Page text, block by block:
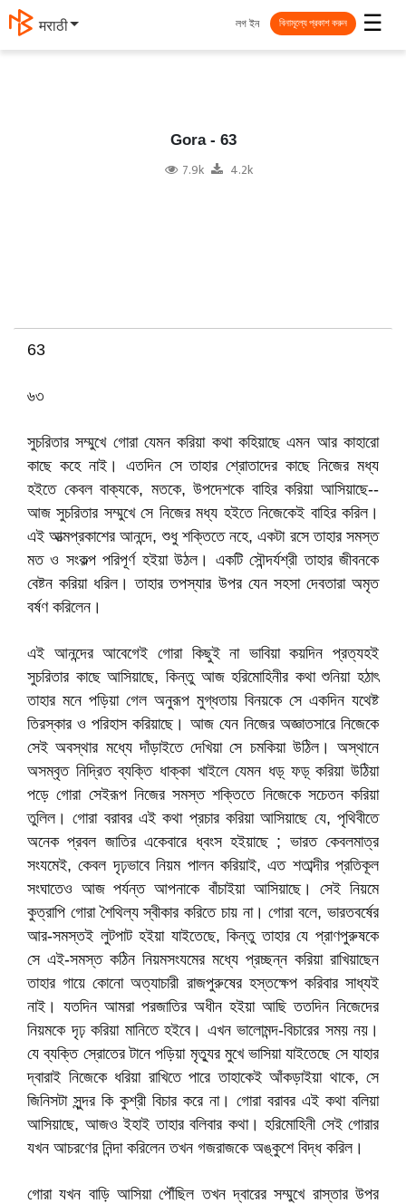
தமிழ் ☰
লগ ইন বিনামূল্যে প্রকাশ করুন
Gora - 63
7.9k 4.2k
63
৬৩
সুচরিতার সম্মুখে গোরা যেমন করিয়া কথা কহিয়াছে এমন আর কাহারো
কাছে কহে নাই। এতদিন সে তাহার শ্রোতাদের কাছে নিজের মধ্য
হইতে কেবল বাক্যকে, মতকে, উপদেশকে বাহির করিয়া আসিয়াছে--
আজ সুচরিতার সম্মুখে সে নিজের মধ্য হইতে নিজেকেই বাহির করিল।
এই আত্মপ্রকাশের আনন্দে, শুধু শক্তিতে নহে, একটা রসে তাহার সমস্ত
মত ও সংকল্প পরিপূর্ণ হইয়া উঠল। একটি সৌন্দর্যশ্রী তাহার জীবনকে
বেষ্টন করিয়া ধরিল। তাহার তপস্যার উপর যেন সহসা দেবতারা অমৃত
বর্ষণ করিলেন।
এই আনন্দের আবেগেই গোরা কিছুই না ভাবিয়া কয়দিন প্রত্যহই
সুচরিতার কাছে আসিয়াছে, কিন্তু আজ হরিমোহিনীর কথা শুনিয়া হঠাৎ
তাহার মনে পড়িয়া গেল অনুরূপ মুগ্ধতায় বিনয়কে সে একদিন যথেষ্ট
তিরস্কার ও পরিহাস করিয়াছে। আজ যেন নিজের অজ্ঞাতসারে নিজেকে
সেই অবস্থার মধ্যে দাঁড়াইতে দেখিয়া সে চমকিয়া উঠিল। অস্থানে
অসম্‌বৃত নিদ্রিত ব্যক্তি ধাক্কা খাইলে যেমন ধড়্‌ ফড়্‌ করিয়া উঠিয়া
পড়ে গোরা সেইরূপ নিজের সমস্ত শক্তিতে নিজেকে সচেতন করিয়া
তুলিল। গোরা বরাবর এই কথা প্রচার করিয়া আসিয়াছে যে, পৃথিবীতে
অনেক প্রবল জাতির একেবারে ধ্বংস হইয়াছে ; ভারত কেবলমাত্র
সংযমেই, কেবল দৃঢ়ভাবে নিয়ম পালন করিয়াই, এত শতাব্দীর প্রতিকূল
সংঘাতেও আজ পর্যন্ত আপনাকে বাঁচাইয়া আসিয়াছে। সেই নিয়মে
কুত্রাপি গোরা শৈথিল্য স্বীকার করিতে চায় না। গোরা বলে, ভারতবর্ষের
আর-সমস্তই লুটপাট হইয়া যাইতেছে, কিন্তু তাহার যে প্রাণপুরুষকে
সে এই-সমস্ত কঠিন নিয়মসংযমের মধ্যে প্রচ্ছন্ন করিয়া রাখিয়াছেন
তাহার গায়ে কোনো অত্যাচারী রাজপুরুষের হস্তক্ষেপ করিবার সাধ্যই
নাই। যতদিন আমরা পরজাতির অধীন হইয়া আছি ততদিন নিজেদের
নিয়মকে দৃঢ় করিয়া মানিতে হইবে। এখন ভালোমন্দ-বিচারের সময় নয়।
যে ব্যক্তি স্রোতের টানে পড়িয়া মৃত্যুর মুখে ভাসিয়া যাইতেছে সে যাহার
দ্বারাই নিজেকে ধরিয়া রাখিতে পারে তাহাকেই আঁকড়াইয়া থাকে, সে
জিনিসটা সুন্দর কি কুশ্রী বিচার করে না। গোরা বরাবর এই কথা বলিয়া
আসিয়াছে, আজও ইহাই তাহার বলিবার কথা। হরিমোহিনী সেই গোরার
যখন আচরণের নিন্দা করিলেন তখন গজরাজকে অঙ্কুশে বিদ্ধ করিল।
গোরা যখন বাড়ি আসিয়া পৌঁছিল তখন দ্বারের সম্মুখে রাস্তার উপর